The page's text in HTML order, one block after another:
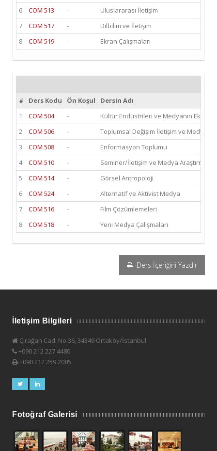
6
COM 513 -
Uluslararası İletişim
7
COM 517 -
Dilbilim ve İletişim
8
COM 519 - Ekran Çalışmaları
# Ders Kodu Ön Koşul
Dersin Adı
1
COM 504 -
Kültür Endüstrileri ve Medyanın
2
COM 506 -
Toplumsal Değişim İletişim ve Medya
3
COM 508 -
Enformasyon Toplumu
4
COM 510 -
Seminer/İletişim ve Medya Araştırmaları
5
COM 514 -
Görsel Antropoloji
6
COM 524 -
Alternatif ve Aktivist Medya
7
COM 516 -
Film Çözümlemeleri
8
COM 518 - Yeni Medya Çalışmaları
Ders İçeriğini Yazdır
İletişim Bilgileri
Çırağan Cad. No:36, 34349 Ortaköy/İstanbul
+090 212 227 4480
+090 212 259 2085
Fotoğraf Galerisi